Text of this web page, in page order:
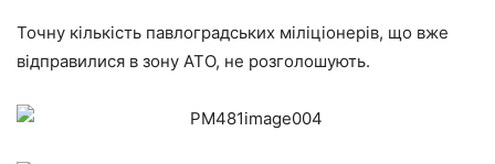
Точну кількість павлоградських міліціонерів, що вже
відправилися в зону АТО, не розголошують.